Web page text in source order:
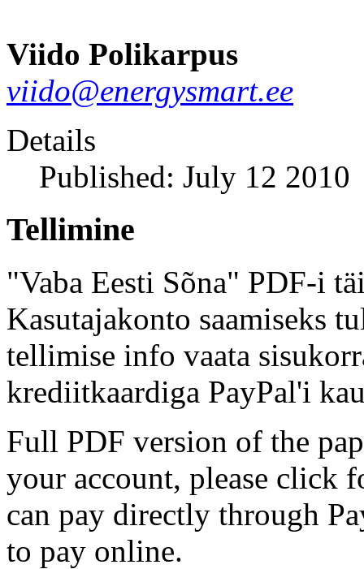
Viido Polikarpus
viido@energysmart.ee
Details
Published: July 12 2010
Tellimine
"Vaba Eesti Sõna" PDF-i
Kasutajakonto saamiseks
tellimise info vaata
krediitkaardiga PayPal'i
Full PDF version of the
your account, please click
can pay directly through
to pay online.